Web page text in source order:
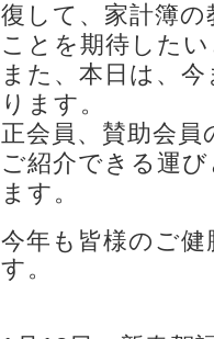
復して、家計簿
ことを期待した
また、本日は、
ります。
正会員、賛助会
ご紹介できる運
ます。
今年も皆様のご
す。